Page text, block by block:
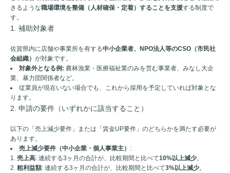
きるような職場環境を整備（人材確保・定着）することを支援する制度で
す。
1. 補助対象者
佐賀県内に店舗や事業所を有する中小企業者、NPO法人等のCSO（市民社
会組織） が対象です。
対象外となる例: 農林漁業・医療福祉業のみを営む事業者、みなし大企
業、暴力団関係者など。
従業員が現在いない場合でも、これから採用を予定していれば対象とな
ります。
2. 申請の要件（いずれかに該当すること）
以下の「売上減少要件」または「賃金UP要件」のどちらかを満たす必要が
あります。
売上減少要件（中小企業・個人事業主） :
売上高: 連続する3ヶ月の合計が、比較期間と比べて10%以上減少。
粗利益額: 連続する3ヶ月の合計が、比較期間と比べて3%以上減少。